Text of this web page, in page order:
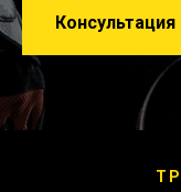
Консультация